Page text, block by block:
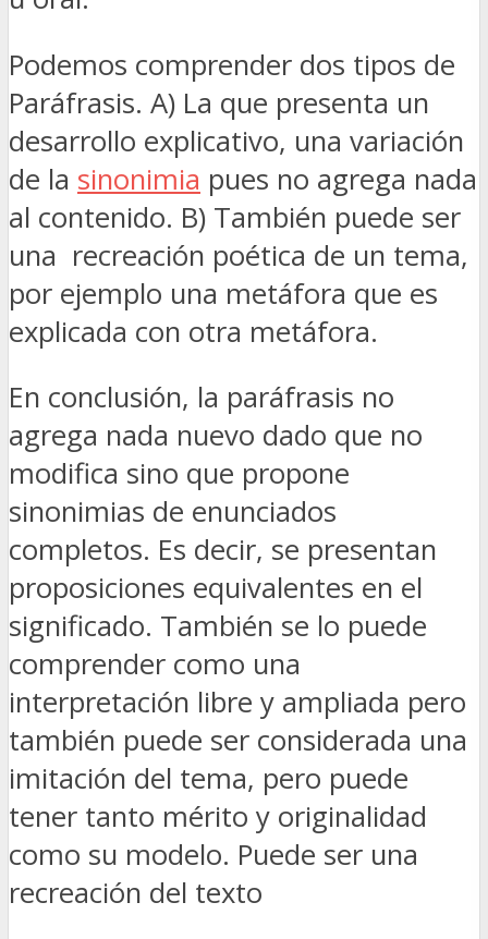
Podemos comprender dos tipos de
Paráfrasis. A) La que presenta un
desarrollo explicativo, una variación
de la sinonimia pues no agrega nada
al contenido. B) También puede ser
una recreación poética de un tema,
por ejemplo una metáfora que es
explicada con otra metáfora.
En conclusión, la paráfrasis no
agrega nada nuevo dado que no
modifica sino que propone
sinonimias de enunciados
completos. Es decir, se presentan
proposiciones equivalentes en el
significado. También se lo puede
comprender como una
interpretación libre y ampliada pero
también puede ser considerada una
imitación del tema, pero puede
tener tanto mérito y originalidad
como su modelo. Puede ser una
recreación del texto